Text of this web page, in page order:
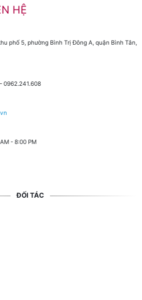
HỆ
phố 5, phường Bình Trị Đông A, quận Bình Tân,
0962.241.608
- 8:00 PM
ĐỐI TÁC